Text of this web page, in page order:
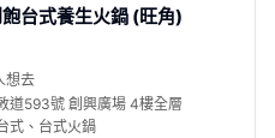
台式養生火鍋 (旺角)
想去
道593號 創興廣場 4樓全層
式、台式火鍋